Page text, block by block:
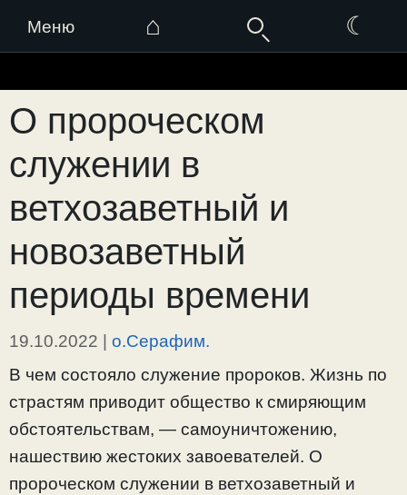
Меню ⌂ ☾
к
содержимому
О пророческом
служении в
ветхозаветный и
новозаветный
периоды времени
19.10.2022 | о.Серафим.
В чем состояло служение пророков. Жизнь по
страстям приводит общество к смиряющим
обстоятельствам, — самоуничтожению,
нашествию жестоких завоевателей. О
пророческом служении в ветхозаветный и